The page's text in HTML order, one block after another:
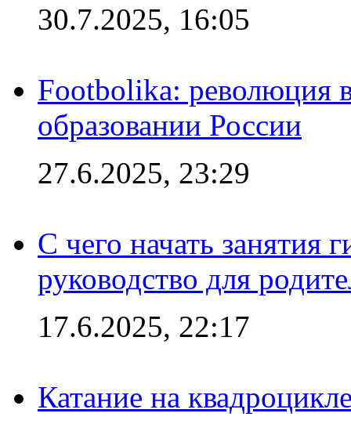
30.7.2025, 16:05
Footbolika: революция
образовании России
27.6.2025, 23:29
С чего начать занятия
руководство для
17.6.2025, 22:17
Катание на